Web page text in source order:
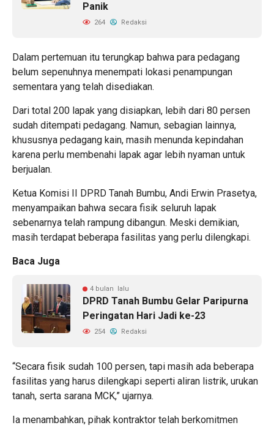
Panik
264 Redaksi
Dalam pertemuan itu terungkap bahwa para pedagang
belum sepenuhnya menempati lokasi penampungan
sementara yang telah disediakan.
Dari total 200 lapak yang disiapkan, lebih dari 80 persen
sudah ditempati pedagang. Namun, sebagian lainnya,
khususnya pedagang kain, masih menunda kepindahan
karena perlu membenahi lapak agar lebih nyaman untuk
berjualan.
Ketua Komisi II DPRD Tanah Bumbu, Andi Erwin Prasetya,
menyampaikan bahwa secara fisik seluruh lapak
sebenarnya telah rampung dibangun. Meski demikian,
masih terdapat beberapa fasilitas yang perlu dilengkapi.
Baca Juga
4 bulan lalu
DPRD Tanah Bumbu Gelar Paripurna
Peringatan Hari Jadi ke-23
254 Redaksi
“Secara fisik sudah 100 persen, tapi masih ada beberapa
fasilitas yang harus dilengkapi seperti aliran listrik, urukan
tanah, serta sarana MCK,” ujarnya.
Ia menambahkan, pihak kontraktor telah berkomitmen